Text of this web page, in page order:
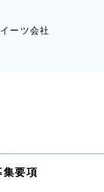
ーツ会社
集要項